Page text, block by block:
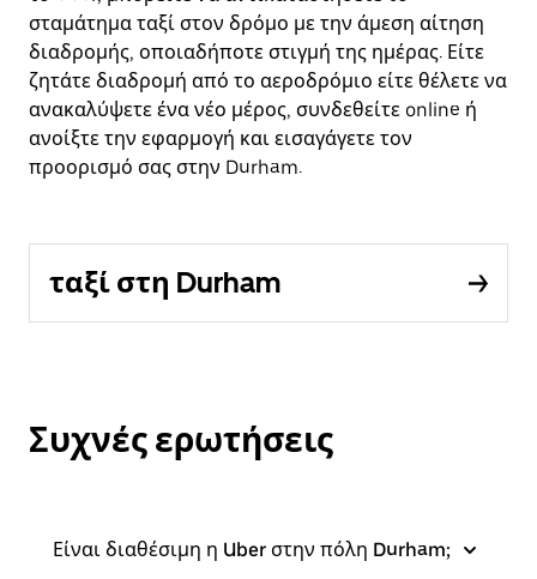
σταμάτημα ταξί στον δρόμο με την άμεση αίτηση
διαδρομής, οποιαδήποτε στιγμή της ημέρας. Είτε
ζητάτε διαδρομή από το αεροδρόμιο είτε θέλετε να
ανακαλύψετε ένα νέο μέρος, συνδεθείτε online ή
ανοίξτε την εφαρμογή και εισαγάγετε τον
προορισμό σας στην Durham.
ταξί στη Durham
Συχνές ερωτήσεις
Είναι διαθέσιμη η Uber στην πόλη Durham;